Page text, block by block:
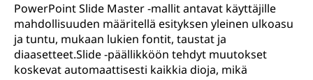
PowerPoint Slide Master -mallit antavat käyttäjille
mahdollisuuden määritellä esityksen yleinen ulkoasu
ja tuntu, mukaan lukien fontit, taustat ja
diaasetteet.Slide -päällikköön tehdyt muutokset
koskevat automaattisesti kaikkia dioja, mikä